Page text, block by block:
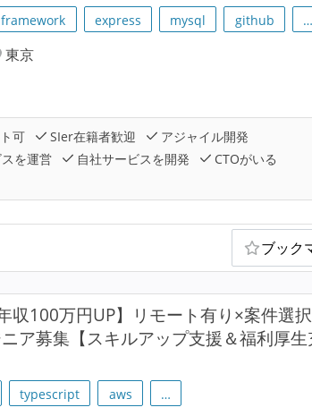
express mysql github …
東京
可 SIer在籍者歓迎
アジャイル開発
を運営 自社サービスを開発
CTOがいる
ブック
収100万円UP】リモート有り×案件選
ア募集【スキルアップ支援＆福利厚生
typescript aws …